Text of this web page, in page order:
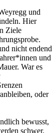
und
Hier
Ziele
nicht endend
und
War es
oder
bewusst,
schwer,